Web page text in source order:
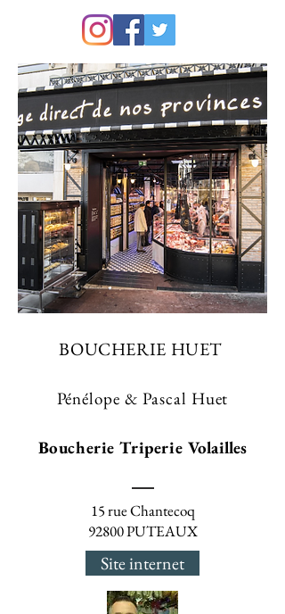
BOUCHERIE HUET
Pénélope & Pascal Huet
Boucherie Triperie Volailles
15 rue Chantecoq
92800 PUTEAUX
Site internet